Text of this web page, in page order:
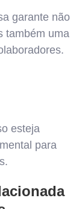
garante não
também uma
esteja
para